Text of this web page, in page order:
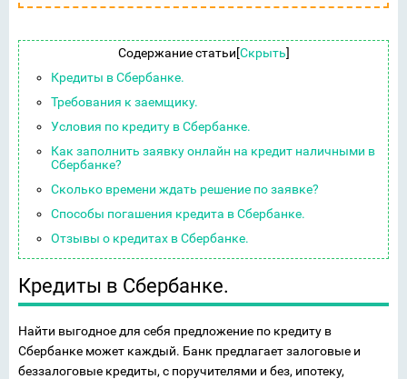
Содержание статьи[Скрыть]
Кредиты в Сбербанке.
Требования к заемщику.
Условия по кредиту в Сбербанке.
Как заполнить заявку онлайн на кредит наличными в
Сбербанке?
Сколько времени ждать решение по заявке?
Способы погашения кредита в Сбербанке.
Отзывы о кредитах в Сбербанке.
Кредиты в Сбербанке.
Найти выгодное для себя предложение по кредиту в
Сбербанке может каждый. Банк предлагает залоговые и
беззалоговые кредиты, с поручителями и без, ипотеку,